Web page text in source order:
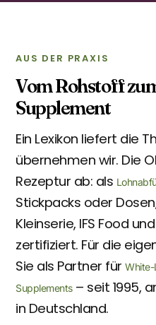
AUS DER PRAXIS
Vom Rohstoff
Supplement
Ein Lexikon liefert die
übernehmen wir. Die
Rezeptur ab: als
Stickpacks oder
Kleinserie, IFS Food
zertifiziert. Für die
Sie als Partner für White-
Supplements– seit 1995,
in Deutschland.